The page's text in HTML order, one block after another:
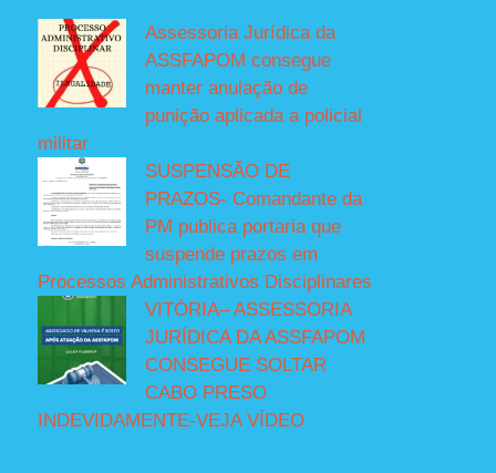
Assessoria Jurídica da
ASSFAPOM consegue
manter anulação de
punição aplicada a policial
militar
SUSPENSÃO DE
PRAZOS- Comandante da
PM publica portaria que
suspende prazos em
Processos Administrativos Disciplinares
VITÓRIA– ASSESSORIA
JURÍDICA DA ASSFAPOM
CONSEGUE SOLTAR
CABO PRESO
INDEVIDAMENTE-VEJA VÍDEO